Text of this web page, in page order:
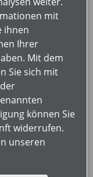
mit
ihnen
Ihrer
Mit dem
Sie sich mit
können Sie
widerrufen.
unseren